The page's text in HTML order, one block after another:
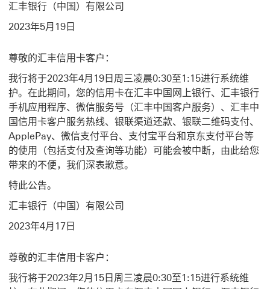
汇丰银行（中国）有限公司
2023年5月19日
尊敬的汇丰信用卡客户：
我行将于2023年4月19日周三凌晨0:30至1:15进行系统维
护。在此期间，您的信用卡在汇丰中国网上银行、汇丰银行
手机应用程序、微信服务号（汇丰中国客户服务）、汇丰中
国信用卡客户服务热线、银联渠道还款、银联二维码支付、
ApplePay、微信支付平台、支付宝平台和京东支付平台等
的使用（包括支付及查询等功能）可能会被中断，由此给您
带来的不便，我们深表歉意。
特此公告。
汇丰银行（中国）有限公司
2023年4月17日
尊敬的汇丰信用卡客户：
我行将于2023年2月15日周三凌晨0:30至1:15进行系统维